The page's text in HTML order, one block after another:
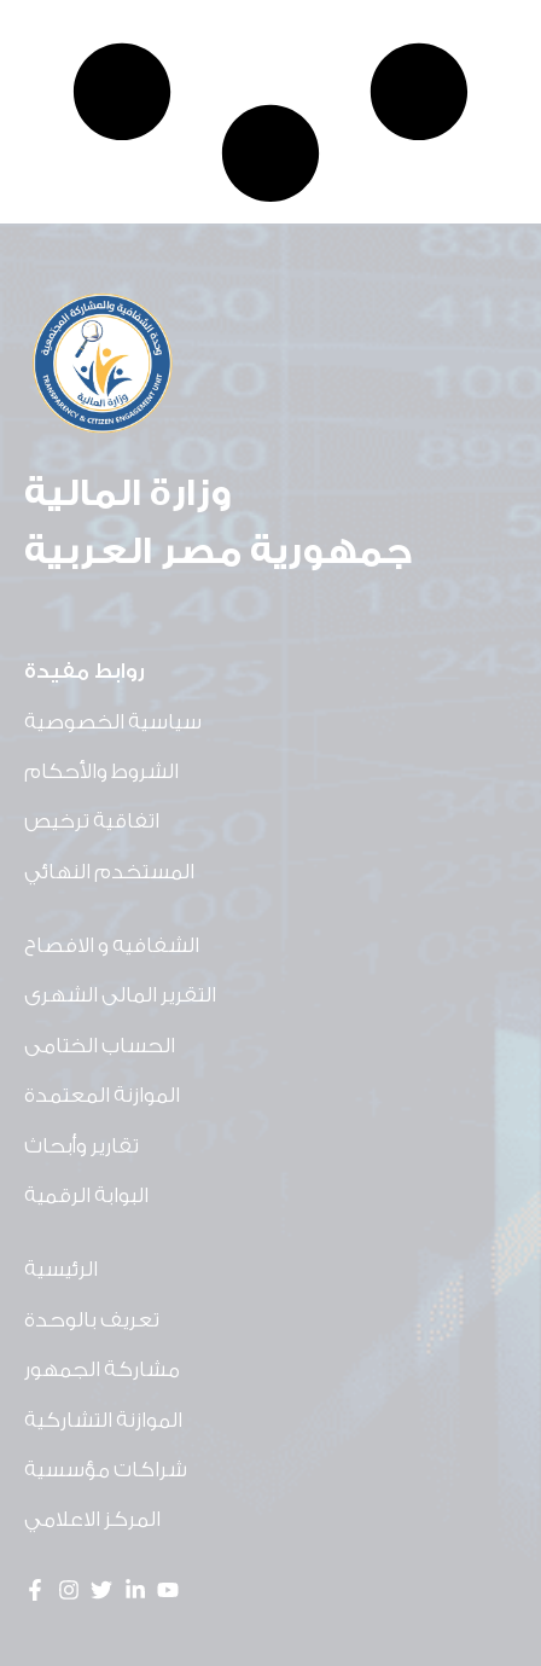
وزارة المالية
جمهورية مصر العربية
روابط مفيدة
سياسية الخصوصية
الشروط والأحكام
اتفاقية ترخيص
المستخدم النهائي
الشفافيه و الافصاح
التقرير المالى الشهرى
الحساب الختامى
الموازنة المعتمدة
تقارير وأبحاث
البوابة الرقمية
الرئيسية
تعريف بالوحدة
مشاركة الجمهور
الموازنة التشاركية
شراكات مؤسسية
المركز الاعلامي